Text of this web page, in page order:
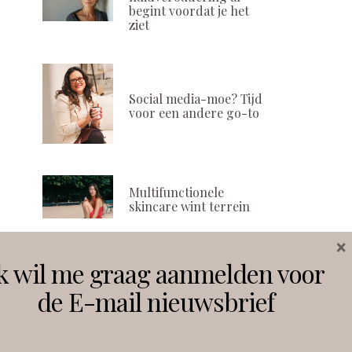
begint voordat je het
ziet
Social media-moe? Tijd
voor een andere go-to
Multifunctionele
skincare wint terrein
Volg ons
wil me graag aanmelden voor
de E-mail nieuwsbrief
×